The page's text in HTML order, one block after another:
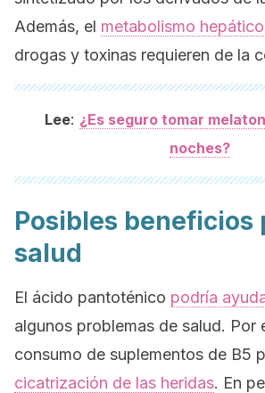
Además, el metabolismo hepático
drogas y toxinas requieren de la
Lee: ¿Es seguro tomar
noches?
Posibles beneficios
salud
El ácido pantoténico podría
algunos problemas de salud. Por
consumo de suplementos de B5
cicatrización de las heridas. En